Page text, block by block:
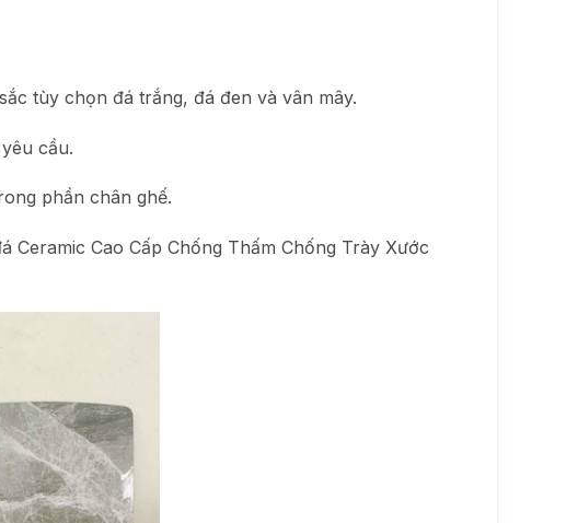
tùy chọn đá trắng, đá đen và vân mây.
cầu.
phần chân ghế.
Cao Cấp Chống Thấm Chống Trày Xước